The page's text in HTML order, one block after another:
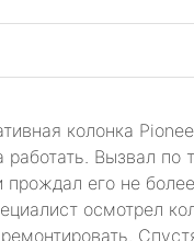
колонка
работать. Вызвал по
прождал его не
осмотрел